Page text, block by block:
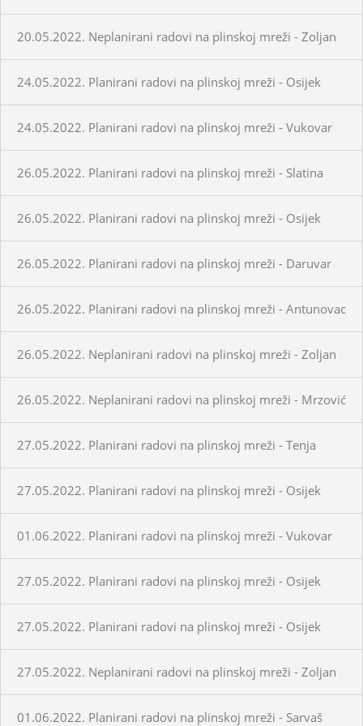
20.05.2022. Neplanirani radovi na plinskoj mreži - Zoljan
24.05.2022. Planirani radovi na plinskoj mreži - Osijek
24.05.2022. Planirani radovi na plinskoj mreži - Vukovar
26.05.2022. Planirani radovi na plinskoj mreži - Slatina
26.05.2022. Planirani radovi na plinskoj mreži - Osijek
26.05.2022. Planirani radovi na plinskoj mreži - Daruvar
26.05.2022. Planirani radovi na plinskoj mreži - Antunovac
26.05.2022. Neplanirani radovi na plinskoj mreži - Zoljan
26.05.2022. Neplanirani radovi na plinskoj mreži - Mrzović
27.05.2022. Planirani radovi na plinskoj mreži - Tenja
27.05.2022. Planirani radovi na plinskoj mreži - Osijek
01.06.2022. Planirani radovi na plinskoj mreži - Vukovar
27.05.2022. Planirani radovi na plinskoj mreži - Osijek
27.05.2022. Planirani radovi na plinskoj mreži - Osijek
27.05.2022. Neplanirani radovi na plinskoj mreži - Zoljan
01.06.2022. Planirani radovi na plinskoj mreži - Sarvaš